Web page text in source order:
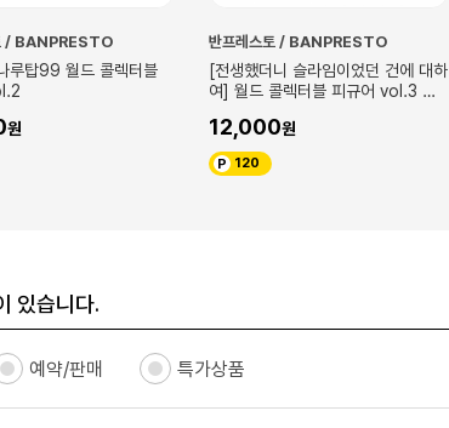
/ BANPRESTO
루탑99 월드 콜렉터블
반프레스토 / BANPRESTO
[전생했더니 슬라임이었던 건에 대하
여] 월드 콜렉터블 피규어 vol.3 하
12,000
120
있습니다.
예약/판매 특가상품